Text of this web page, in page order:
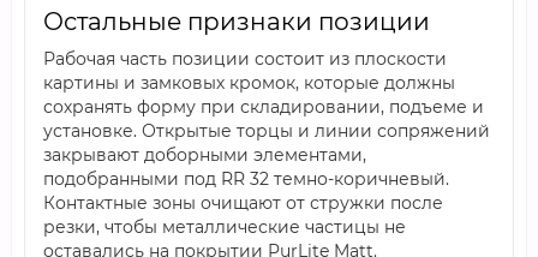
Остальные признаки позиции
Рабочая часть позиции состоит из плоскости
картины и замковых кромок, которые должны
сохранять форму при складировании, подъеме и
установке. Открытые торцы и линии сопряжений
закрывают доборными элементами,
подобранными под RR 32 темно-коричневый.
Контактные зоны очищают от стружки после
резки, чтобы металлические частицы не
оставались на покрытии PurLite Matt.